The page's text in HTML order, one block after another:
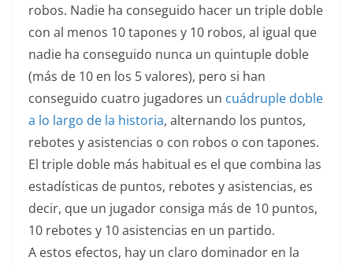
robos. Nadie ha conseguido hacer un triple doble
con al menos 10 tapones y 10 robos, al igual que
nadie ha conseguido nunca un quintuple doble
(más de 10 en los 5 valores), pero si han
conseguido cuatro jugadores un cuádruple doble
a lo largo de la historia, alternando los puntos,
rebotes y asistencias o con robos o con tapones.
El triple doble más habitual es el que combina las
estadísticas de puntos, rebotes y asistencias, es
decir, que un jugador consiga más de 10 puntos,
10 rebotes y 10 asistencias en un partido.
A estos efectos, hay un claro dominador en la